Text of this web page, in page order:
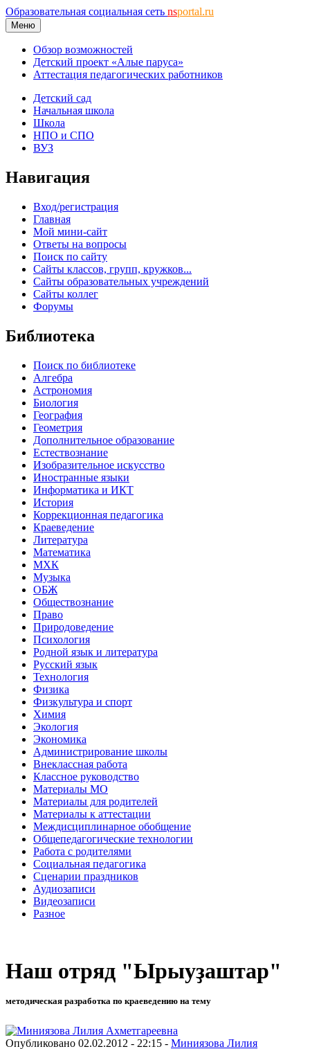
Образовательная социальная сеть nsportal.ru
Меню
Обзор возможностей
Детский проект «Алые паруса»
Аттестация педагогических работников
Детский сад
Начальная школа
Школа
НПО и СПО
ВУЗ
Навигация
Вход/регистрация
Главная
Мой мини-сайт
Ответы на вопросы
Поиск по сайту
Сайты классов, групп, кружков...
Сайты образовательных учреждений
Сайты коллег
Форумы
Библиотека
Поиск по библиотеке
Алгебра
Астрономия
Биология
География
Геометрия
Дополнительное образование
Естествознание
Изобразительное искусство
Иностранные языки
Информатика и ИКТ
История
Коррекционная педагогика
Краеведение
Литература
Математика
МХК
Музыка
ОБЖ
Обществознание
Право
Природоведение
Психология
Родной язык и литература
Русский язык
Технология
Физика
Физкультура и спорт
Химия
Экология
Экономика
Администрирование школы
Внеклассная работа
Классное руководство
Материалы МО
Материалы для родителей
Материалы к аттестации
Междисциплинарное обобщение
Общепедагогические технологии
Работа с родителями
Социальная педагогика
Сценарии праздников
Аудиозаписи
Видеозаписи
Разное
Наш отряд "Ырыуҙаштар"
методическая разработка по краеведению на тему
Опубликовано 02.02.2012 - 22:15 - Миниязова Лилия